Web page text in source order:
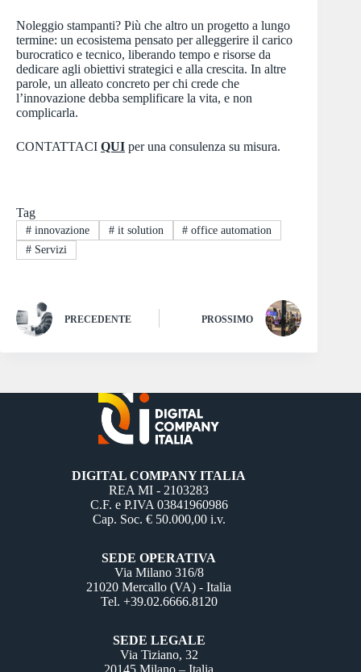
Noleggio stampanti? Più che altro un progetto a lungo
termine: un ecosistema pensato per alleggerire il carico
burocratico e tecnico, liberando tempo e risorse da
dedicare agli obiettivi strategici e alla crescita. In altre
parole, un alleato concreto per chi crede che
l’innovazione debba semplificare la vita, e non
complicarla.
CONTATTACI QUI per una consulenza su misura.
Tag
#innovazione #it solution # office automation
#Servizi
PRECEDENTE PROSSIMO
DIGITAL COMPANY ITALIA
REA MI - 2103283
C.F. e P.IVA 03841960986
Cap. Soc. € 50.000,00 i.v.
SEDE OPERATIVA
Via Milano 316/8
21020 Mercallo (VA) - Italia
Tel. +39.02.6666.8120
SEDE LEGALE
Via Tiziano, 32
20145 Milano – Italia